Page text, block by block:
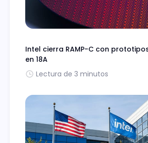
Intel cierra RAMP-C con
en 18A
Lectura de 3 minutos